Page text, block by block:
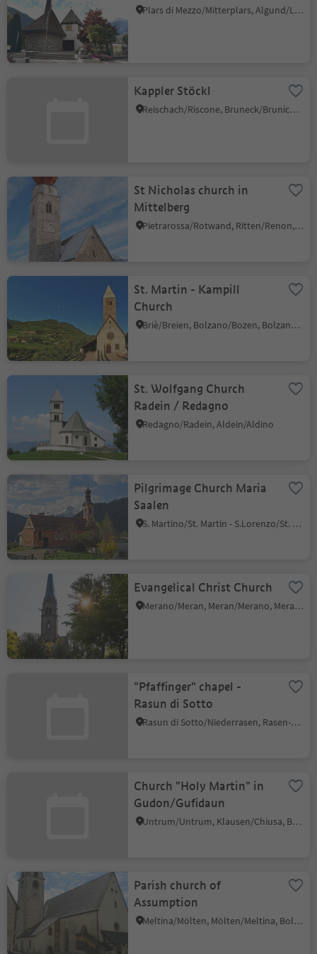
Plars di Mezzo/Mitterplars, Algund/Lagundo, Meran/Merano and environs
Kappler Stöckl
Reischach/Riscone, Bruneck/Brunico, Dolomites Region Kronplatz/Plan de Corones
St Nicholas church in
Mittelberg
Pietrarossa/Rotwand, Ritten/Renon, Bolzano/Bozen and environs
St. Martin - Kampill
Church
Briè/Breien, Bolzano/Bozen, Bolzano/Bozen and environs
St. Wolfgang Church
Radein / Redagno
Redagno/Radein, Aldein/Aldino
Pilgrimage Church Maria
Saalen
S. Martino/St. Martin - S.Lorenzo/St. Lorenzen, St.Lorenzen/San Lorenzo di Sebato, Dolomites Region Kronplatz/Plan de Corones
Evangelical Christ Church
Merano/Meran, Meran/Merano, Meran/Merano and environs
"Pfaffinger" chapel -
Rasun di Sotto
Rasun di Sotto/Niederrasen, Rasen-Antholz/Rasun Anterselva, Dolomites Region Kronplatz/Plan de Corones
Church "Holy Martin" in
Gudon/Gufidaun
Untrum/Untrum, Klausen/Chiusa, Brixen/Bressanone and environs
Parish church of
Assumption
Meltina/Mölten, Mölten/Meltina, Bolzano/Bozen and environs